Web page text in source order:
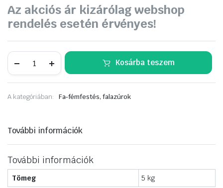
Az akciós ár kizárólag webshop
rendelés esetén érvényes!
Extra
vastaglazúr
5
dió
Kosárba teszem
A kategóriában: Fa-fémfestés, falazúrok
További információk
További információk
Tömeg 5 kg